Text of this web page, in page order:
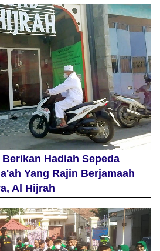
Hadiah Sepeda
Yang Rajin Berjamaah
Al Hijrah